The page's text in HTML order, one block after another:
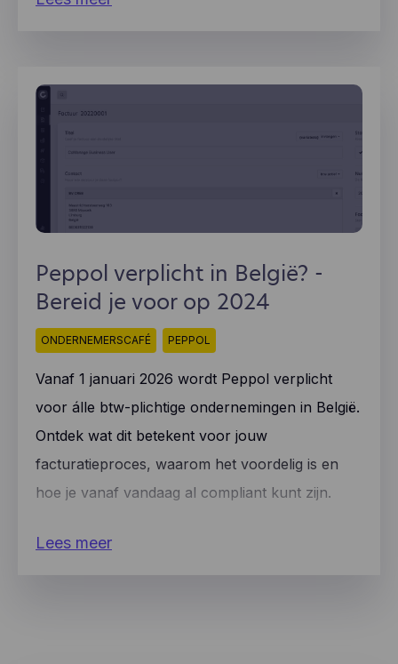
Peppol verplicht in België? -
Bereid je voor op 2024
ONDERNEMERSCAFÉ PEPPOL
Vanaf 1 januari 2026 wordt Peppol verplicht
voor álle btw-plichtige ondernemingen in België.
Ontdek wat dit betekent voor jouw
facturatieproces, waarom het voordelig is en
hoe je vanaf vandaag al compliant kunt zijn.
Lees meer
het gedrag van onze gebruikers en hun apparaten.
individuele gebruikers te identificeren of te
koppelen aan verdere gegevens over een
individuele gebruiker.